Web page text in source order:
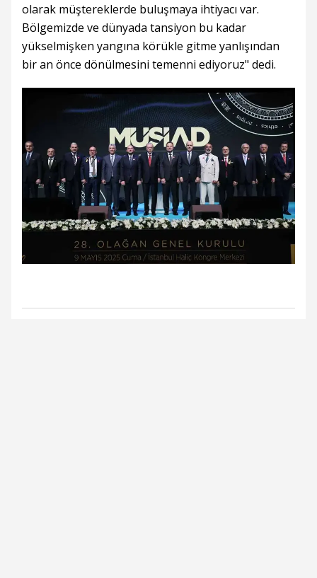
olarak müştereklerde buluşmaya ihtiyacı var.
Bölgemizde ve dünyada tansiyon bu kadar
yükselmişken yangına körükle gitme yanlışından
bir an önce dönülmesini temenni ediyoruz" dedi.